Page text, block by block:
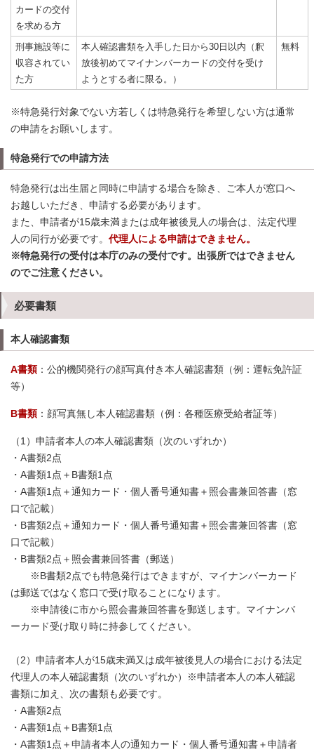
カードの交付
を求める方
刑事施設等に
収容されてい
た方
本人確認書類を入手した日から30日以内（釈
放後初めてマイナンバーカードの交付を受け
ようとする者に限る。）
無料
※特急発行対象でない方若しくは特急発行を希望しない方は通常
の申請をお願いします。
特急発行での申請方法
特急発行は出生届と同時に申請する場合を除き、ご本人が窓口へ
お越しいただき、申請する必要があります。
また、申請者が15歳未満または成年被後見人の場合は、法定代理
人の同行が必要です。 代理人による申請はできません。
※特急発行の受付は本庁のみの受付です。出張所ではできません
のでご注意ください。
必要書類
本人確認書類
A書類 ：公的機関発行の顔写真付き本人確認書類（例：運転免許証
等）
B書類 ：顔写真無し本人確認書類（例：各種医療受給者証等）
（1）申請者本人の本人確認書類（次のいずれか）
・A書類2点
・A書類1点＋B書類1点
・A書類1点＋通知カード・個人番号通知書＋照会書兼回答書（窓
口で記載）
・B書類2点＋通知カード・個人番号通知書＋照会書兼回答書（窓
口で記載）
・B書類2点＋照会書兼回答書（郵送）
※B書類2点でも特急発行はできますが、マイナンバーカード
は郵送ではなく窓口で受け取ることになります。
※申請後に市から照会書兼回答書を郵送します。マイナンバ
ーカード受け取り時に持参してください。
（2）申請者本人が15歳未満又は成年被後見人の場合における法定
代理人の本人確認書類（次のいずれか）※申請者本人の本人確認
書類に加え、次の書類も必要です。
・A書類2点
・A書類1点＋B書類1点
・A書類1点＋申請者本人の通知カード・個人番号通知書＋申請者